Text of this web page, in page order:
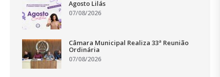
Agosto Lilás
07/08/2026
Câmara Municipal Realiza 33ª Reunião
Ordinária
07/08/2026